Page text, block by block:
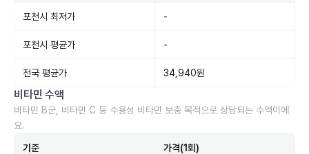
포천시 최저가 -
포천시 평균가 -
전국 평균가 34,940원
비타민 수액
비타민 B군, 비타민 C 등 수용성 비타민 보충 목적으로 상담되는 수액이에
요.
기준 가격(1회)